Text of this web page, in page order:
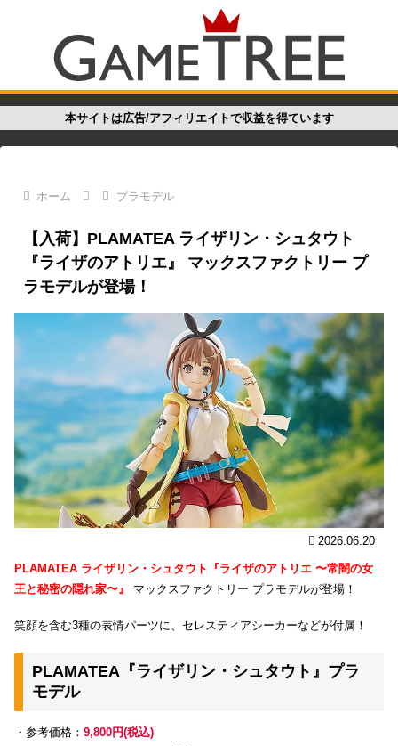
本サイトは広告/アフィリエイトで収益を得ています
ホーム プラモデル
【入荷】PLAMATEA ライザリン・シュタウト
『ライザのアトリエ』 マックスファクトリー プ
ラモデルが登場！
2026.06.20
PLAMATEA ライザリン・シュタウト『ライザのアトリエ 〜常闇の女
王と秘密の隠れ家〜』
マックスファクトリー プラモデルが登場！
笑顔を含む3種の表情パーツに、セレスティアシーカーなどが付属！
PLAMATEA『ライザリン・シュタウト』プラ
モデル
・参考価格： 9,800円(税込)